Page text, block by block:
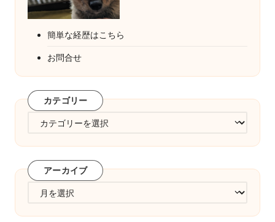
簡単な経歴はこちら
お問合せ
カテゴリー
ゴ
リ
ー
アーカイブ
カ